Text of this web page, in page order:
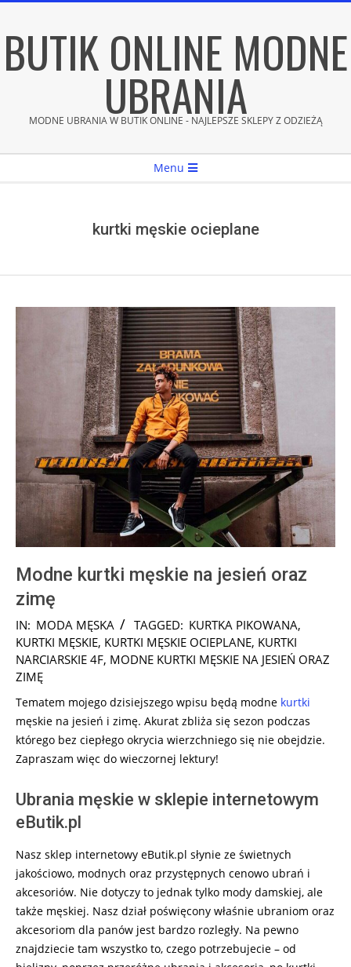
content
BUTIK ONLINE MODNE
UBRANIA
MODNE UBRANIA W BUTIK ONLINE - NAJLEPSZE SKLEPY Z ODZIEŻĄ
Menu
kurtki męskie ocieplane
Modne kurtki męskie na jesień oraz
zimę
2025-
07-
15
IN: MODA MĘSKA TAGGED: KURTKA PIKOWANA,
KURTKI MĘSKIE, KURTKI MĘSKIE OCIEPLANE, KURTKI
NARCIARSKIE 4F, MODNE KURTKI MĘSKIE NA JESIEŃ ORAZ
ZIMĘ
Tematem mojego dzisiejszego wpisu będą modne kurtki
męskie na jesień i zimę. Akurat zbliża się sezon podczas
którego bez ciepłego okrycia wierzchniego się nie obejdzie.
Zapraszam więc do wieczornej lektury!
Ubrania męskie w sklepie internetowym
eButik.pl
Nasz sklep internetowy eButik.pl słynie ze świetnych
jakościowo, modnych oraz przystępnych cenowo ubrań i
akcesoriów. Nie dotyczy to jednak tylko mody damskiej, ale
także męskiej. Nasz dział poświęcony właśnie ubraniom oraz
akcesoriom dla panów jest bardzo rozległy. Na pewno
znajdziecie tam wszystko to, czego potrzebujecie – od